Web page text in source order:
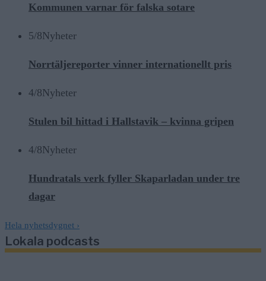
Kommunen varnar för falska sotare
5/8Nyheter
Norrtäljereporter vinner internationellt pris
4/8Nyheter
Stulen bil hittad i Hallstavik – kvinna gripen
4/8Nyheter
Hundratals verk fyller Skaparladan under tre
dagar
Hela nyhetsdygnet ›
Lokala podcasts